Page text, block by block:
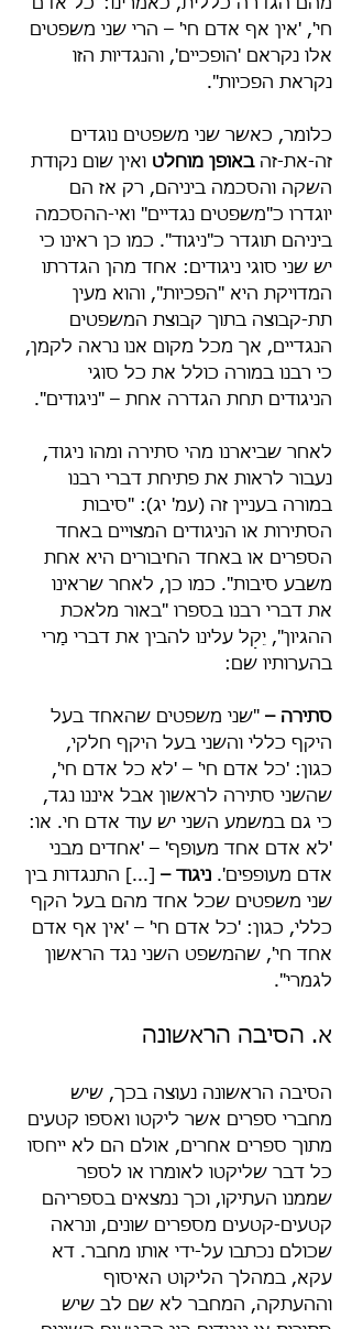
מהם הגדרה כללית, כאמרינו: 'כל אדם
חי', 'אין אף אדם חי' – הרי שני משפטים
אלו נקראם 'הופכיים', והנגדיות הזו
נקראת הפכיות".
כלומר, כאשר שני משפטים נוגדים
זה-את-זה באופן מוחלט ואין שום נקודת
השקה והסכמה ביניהם, רק אז הם
יוגדרו כ"משפטים נגדיים" ואי-ההסכמה
ביניהם תוגדר כ"ניגוד". כמו כן ראינו כי
יש שני סוגי ניגודים: אחד מהן הגדרתו
המדויקת היא "הפכיות", והוא מעין
תת-קבוצה בתוך קבוצת המשפטים
הנגדיים, אך מכל מקום אנו נראה לקמן,
כי רבנו במורה כולל את כל סוגי
הניגודים תחת הגדרה אחת – "ניגודים".
לאחר שביארנו מהי סתירה ומהו ניגוד,
נעבור לראות את פתיחת דברי רבנו
במורה בעניין זה (עמ' יג): "סיבות
הסתירות או הניגודים המצויים באחד
הספרים או באחד החיבורים היא אחת
משבע סיבות". כמו כן, לאחר שראינו
את דברי רבנו בספרו "באור מלאכת
ההגיון", יֵקַל עלינו להבין את דברי מָרי
בהערותיו שם:
סתירה – "שני משפטים שהאחד בעל
היקף כללי והשני בעל היקף חלקי,
כגון: 'כל אדם חי' – 'לא כל אדם חי',
שהשני סתירה לראשון אבל איננו נגד,
כי גם במשמע השני יש עוד אדם חי. או:
'לא אדם אחד מעופף' – 'אחדים מבני
אדם מעופפים'. ניגוד – [...] התנגדות בין
שני משפטים שכל אחד מהם בעל הקף
כללי, כגון: 'כל אדם חי' – 'אין אף אדם
אחד חי', שהמשפט השני נגד הראשון
לגמרי".
א. הסיבה הראשונה
הסיבה הראשונה נעוצה בכך, שיש
מחברי ספרים אשר ליקטו ואספו קטעים
מתוך ספרים אחרים, אולם הם לא ייחסו
כל דבר שליקטו לאומרו או לספר
שממנו העתיקו, וכך נמצאים בספריהם
קטעים-קטעים מספרים שונים, ונראה
שכולם נכתבו על-ידי אותו מחבר. דא
עקא, במהלך הליקוט האיסוף
וההעתקה, המחבר לא שם לב שיש